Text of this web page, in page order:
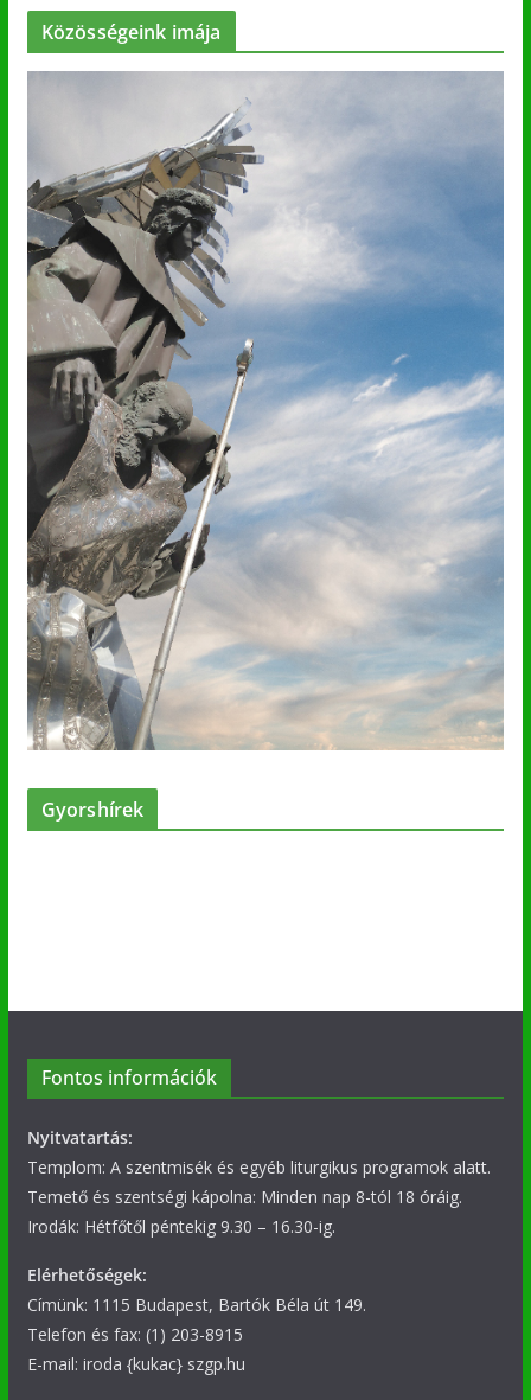
Közösségeink imája
Gyorshírek
Fontos információk
Nyitvatartás:
Templom: A szentmisék és egyéb liturgikus programok alatt.
Temető és szentségi kápolna: Minden nap 8-tól 18 óráig.
Irodák: Hétfőtől péntekig 9.30 – 16.30-ig.
Elérhetőségek:
Címünk: 1115 Budapest, Bartók Béla út 149.
Telefon és fax: (1) 203-8915
E-mail: iroda {kukac} szgp.hu